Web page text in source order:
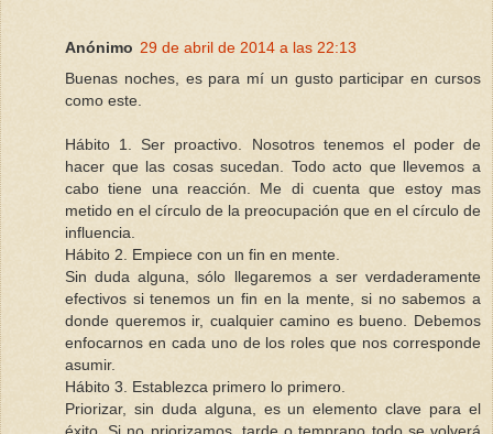
Anónimo 29 de abril de 2014 a las 22:13
Buenas noches, es para mí un gusto participar en cursos
como este.
Hábito 1. Ser proactivo. Nosotros tenemos el poder de
hacer que las cosas sucedan. Todo acto que llevemos a
cabo tiene una reacción. Me di cuenta que estoy mas
metido en el círculo de la preocupación que en el círculo de
influencia.
Hábito 2. Empiece con un fin en mente.
Sin duda alguna, sólo llegaremos a ser verdaderamente
efectivos si tenemos un fin en la mente, si no sabemos a
donde queremos ir, cualquier camino es bueno. Debemos
enfocarnos en cada uno de los roles que nos corresponde
asumir.
Hábito 3. Establezca primero lo primero.
Priorizar, sin duda alguna, es un elemento clave para el